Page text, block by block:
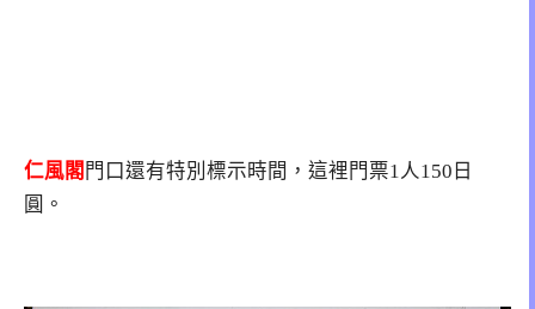
仁風閣 門口還有特別標示時間，這裡門票1人150日
圓。